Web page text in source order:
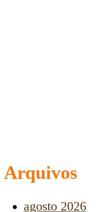
Arquivos
agosto 2026